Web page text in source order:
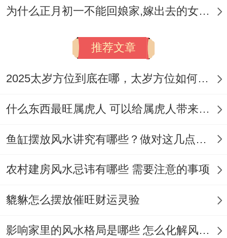
为什么正月初一不能回娘家,嫁出去的女儿除夕能回娘家吗
推荐文章
2025太岁方位到底在哪，太岁方位如何化解迎来好运
什么东西最旺属虎人 可以给属虎人带来好运的吉祥物
鱼缸摆放风水讲究有哪些？做对这几点风水更旺！
农村建房风水忌讳有哪些 需要注意的事项
貔貅怎么摆放催旺财运灵验
影响家里的风水格局是哪些 怎么化解风水不好的现象